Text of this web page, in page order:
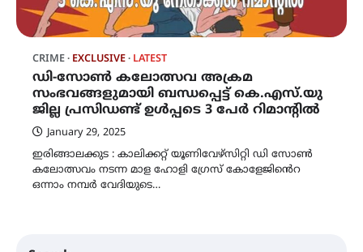
CRIME EXCLUSIVE LATEST
ഡി-സോൺ കലോത്സവ അക്രമ
സംഭവങ്ങളുമായി ബന്ധപ്പെട്ട് കെ.എസ്.യു
ജില്ല പ്രസിഡണ്ട് ഉൾപ്പടെ 3 പേർ റിമാന്റിൽ
January 29, 2025
ഇരിങ്ങാലക്കുട : കാലിക്കറ്റ് യൂണിവേഴ്സിറ്റി ഡി സോൺ
കലോത്സവം നടന്ന മാള ഹോളി ഗ്രേസ് കോളേജിൻെറ
ഒന്നാം നമ്പർ വേദിയുടെ…